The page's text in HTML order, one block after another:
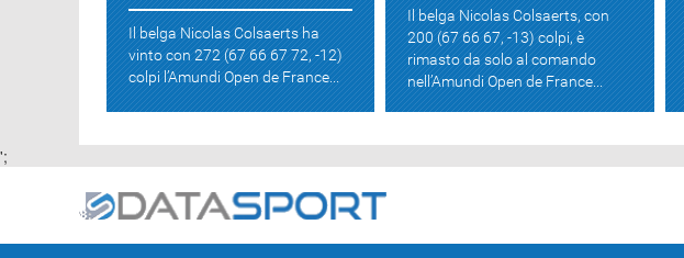
Il belga Nicolas Colsaerts ha
vinto con 272 (67 66 67 72, -12)
colpi l’Amundi Open de France...
Il belga Nicolas Colsaerts, con
200 (67 66 67, -13) colpi, è
rimasto da solo al comando
nell’Amundi Open de France...
';